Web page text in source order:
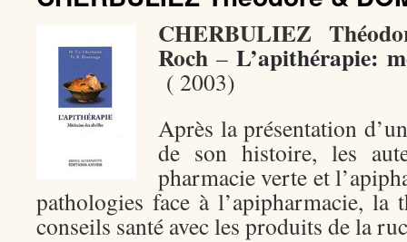
CHERBULIEZ
Roch – L’apithérapie:
( 2003)
Après la présentation
de son histoire, les
pharmacie verte et
pathologies face à l’apipharmacie, la
conseils santé avec les produits de la